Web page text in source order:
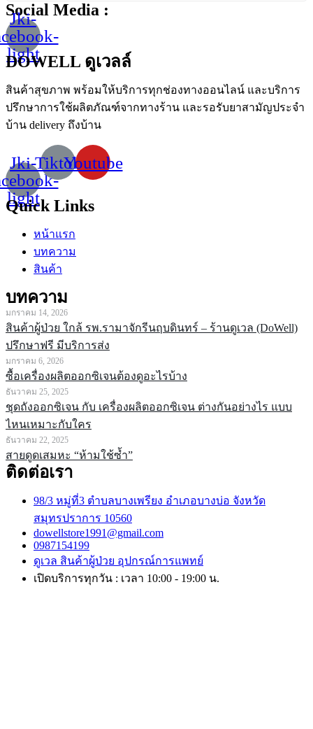
Social Media :
Jki-
light
DOWELL ดูเวลล์
สินค้าสุขภาพ พร้อมให้บริการทุกช่องทางออนไลน์ และบริการ
ปรึกษาการใช้ผลิตภัณฑ์จากทางร้าน และรอรับยาสามัญประจำ
บ้าน delivery ถึงบ้าน
Jki-
light
TiktokYoutube
Quick Links
หน้าแรก
บทความ
สินค้า
บทความ
มกราคม 14, 2026
สินค้าผู้ป่วย ใกล้ รพ.รามาจักรีนฤบดินทร์ – ร้านดูเวล (DoWell)
ปรึกษาฟรี มีบริการส่ง
มกราคม 6, 2026
ซื้อเครื่องผลิตออกซิเจนต้องดูอะไรบ้าง
ธันวาคม 25, 2025
ชุดถังออกซิเจน กับ เครื่องผลิตออกซิเจน ต่างกันอย่างไร แบบ
ไหนเหมาะกับใคร
ธันวาคม 22, 2025
สายดูดเสมหะ “ห้ามใช้ซ้ำ”
ติดต่อเรา
98/3 หมู่ที่3 ตำบลบางเพรียง อำเภอบางบ่อ จังหวัด
สมุทรปราการ 10560
dowellstore1991@gmail.com
0987154199
ดูเวล สินค้าผู้ป่วย อุปกรณ์การแพทย์
เปิดบริการทุกวัน : เวลา 10:00 - 19:00 น.